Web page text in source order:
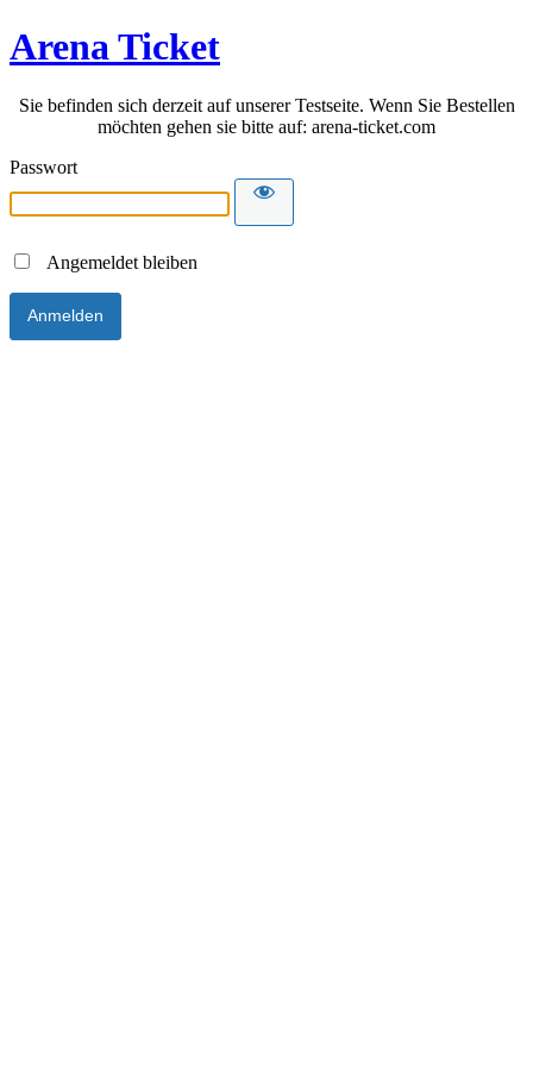
Arena Ticket
Sie befinden sich derzeit auf unserer Testseite. Wenn Sie Bestellen
möchten gehen sie bitte auf: arena-ticket.com
Passwort
Angemeldet bleiben